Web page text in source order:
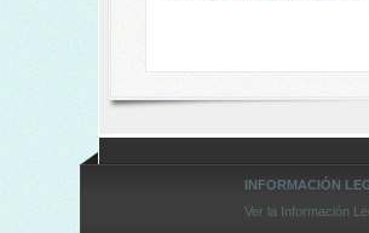
INFORMACIÓN
Ver la Información